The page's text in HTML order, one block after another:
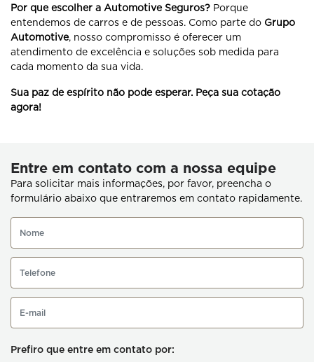
Por que escolher a Automotive Seguros? Porque
entendemos de carros e de pessoas. Como parte do Grupo
Automotive, nosso compromisso é oferecer um
atendimento de excelência e soluções sob medida para
cada momento da sua vida.
Sua paz de espírito não pode esperar. Peça sua cotação
agora!
Entre em contato com a nossa equipe
Para solicitar mais informações, por favor, preencha o
formulário abaixo que entraremos em contato rapidamente.
Prefiro que entre em contato por: